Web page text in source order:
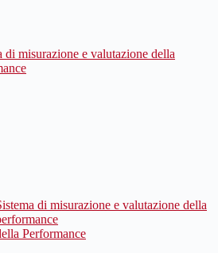
di misurazione e valutazione della
di misurazione e valutazione della
Performance